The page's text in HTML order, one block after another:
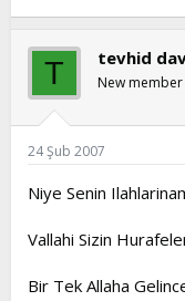
T tevhid
New member
24 Şub 2007
Niye Senin
Vallahi Sizin
Bir Tek Allaha